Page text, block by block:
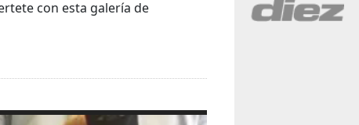
con esta galería de